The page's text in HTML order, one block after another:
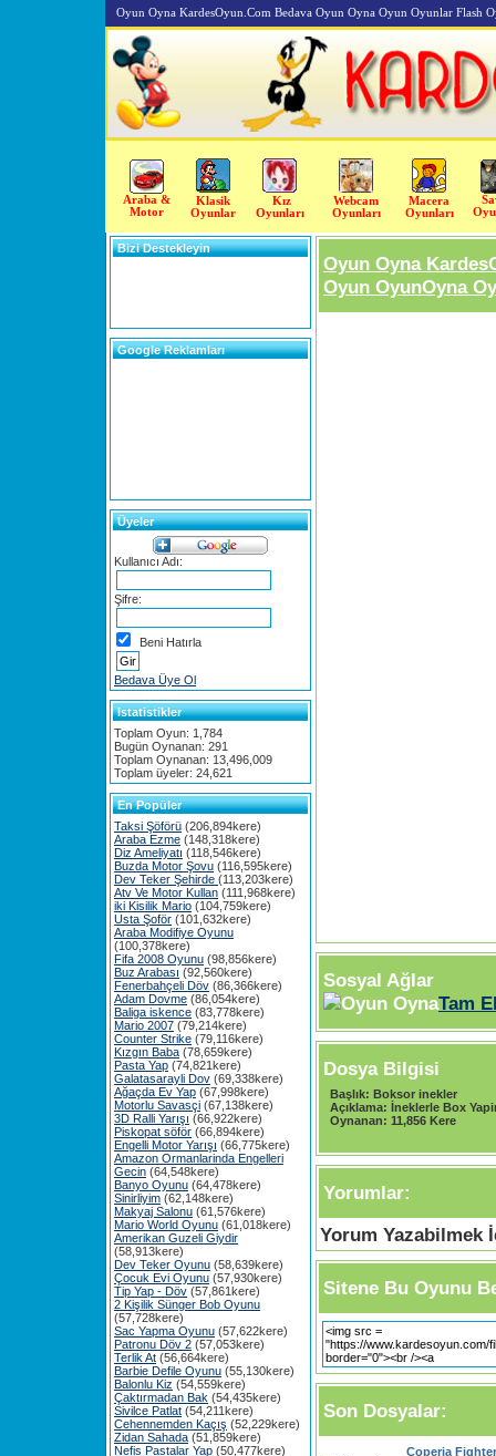
Oyun Oyna KardesOyun.Com Bedava Oyun Oyna Oyun Oyunlar Flash
Araba &
Motor
Klasik
Oyunlar
Kız
Oyunları
Webcam
Oyunları
Macera
Oyunları
Bizi Destekleyin
Google Reklamları
Üyeler
Kullanıcı Adı:
Şifre:
Beni Hatırla
Bedava Üye Ol
Istatistikler
Toplam Oyun: 1,784
Bugün Oynanan: 291
Toplam Oynanan: 13,496,009
Toplam üyeler: 24,621
En Popüler
Taksi Şöförü (206,894kere)
Araba Ezme (148,318kere)
Diz Ameliyatı (118,546kere)
Buzda Motor Şovu (116,595kere)
Dev Teker Şehirde (113,203kere)
Atv Ve Motor Kullan (111,968kere)
iki Kisilik Mario (104,759kere)
Usta Şoför (101,632kere)
Araba Modifiye Oyunu
(100,378kere)
Fifa 2008 Oyunu (98,856kere)
Buz Arabası (92,560kere)
Fenerbahçeli Döv (86,366kere)
Adam Dovme (86,054kere)
Baliga iskence (83,778kere)
Mario 2007 (79,214kere)
Counter Strike (79,116kere)
Kızgın Baba (78,659kere)
Pasta Yap (74,821kere)
Galatasarayli Dov (69,338kere)
Ağaçda Ev Yap (67,998kere)
Motorlu Savasçi (67,138kere)
3D Ralli Yarışı (66,922kere)
Piskopat söför (66,894kere)
Engelli Motor Yarışı (66,775kere)
Amazon Ormanlarinda Engelleri
Gecin (64,548kere)
Banyo Oyunu (64,478kere)
Sinirliyim (62,148kere)
Makyaj Salonu (61,576kere)
Mario World Oyunu (61,018kere)
Amerikan Guzeli Giydir
(58,913kere)
Dev Teker Oyunu (58,639kere)
Çocuk Evi Oyunu (57,930kere)
Tip Yap - Döv (57,861kere)
2 Kişilik Sünger Bob Oyunu
(57,728kere)
Sac Yapma Oyunu (57,622kere)
Patronu Döv 2 (57,053kere)
Terlik At (56,664kere)
Barbie Defile Oyunu (55,130kere)
Balonlu Kiz (54,559kere)
Çaktırmadan Bak (54,435kere)
Sivilce Patlat (54,211kere)
Cehennemden Kaçış (52,229kere)
Zidan Sahada (51,859kere)
Nefis Pastalar Yap (50,477kere)
Oyun Oyna
Oyun OyunOyna
Sosyal Ağlar
Tam
Dosya Bilgisi
Başlık: Boksor inekler
Açıklama: İneklerle Box
Oynanan: 11,856 Kere
Yorumlar:
Yorum Yazabilmek
Sitene Bu Oyunu
Son Dosyalar:
Coperia Fighter